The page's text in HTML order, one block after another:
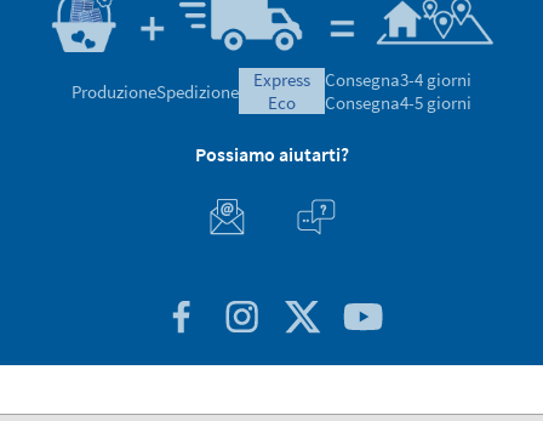
ProduzioneSpedizione
express
eco
Consegna3-4 giorni
Consegna4-5 giorni
Possiamo aiutarti?